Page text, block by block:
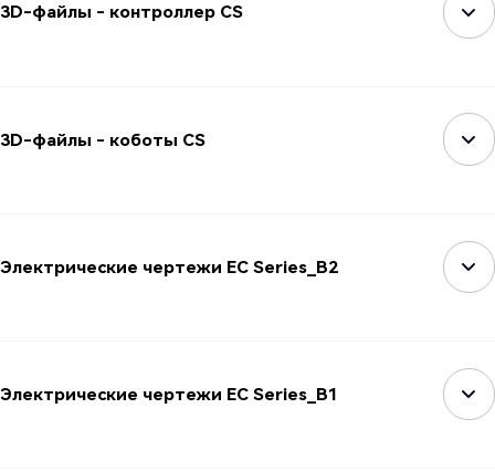
3D-файлы - контроллер CS
3D-файлы - коботы CS
Электрические чертежи EC Series_B2
Электрические чертежи EC Series_B1